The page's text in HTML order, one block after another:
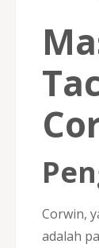
Corwin,
adalah